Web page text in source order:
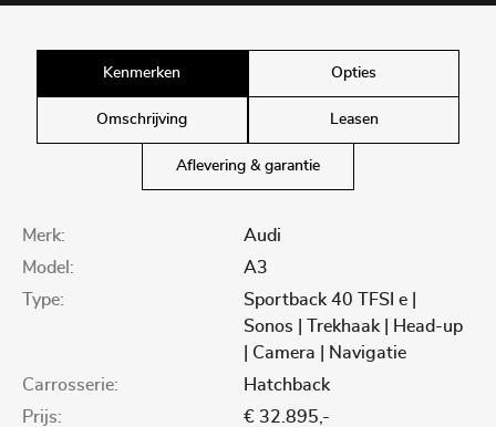
Kenmerken Opties
Omschrijving Leasen
Aflevering & garantie
Merk:
Audi
Model:
A3
Type:
Sportback 40 TFSI e |
Sonos | Trekhaak | Head-up
| Camera | Navigatie
Carrosserie:
Hatchback
Prijs:
€ 32.895,-